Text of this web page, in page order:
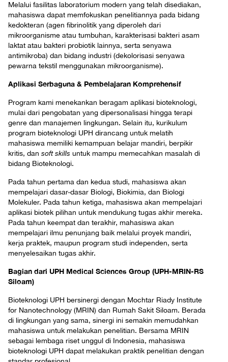
Melalui fasilitas laboratorium modern yang telah disediakan,
mahasiswa dapat memfokuskan penelitiannya pada bidang
kedokteran (agen fibrinolitik yang diperoleh dari
mikroorganisme atau tumbuhan, karakterisasi bakteri asam
laktat atau bakteri probiotik lainnya, serta senyawa
antimikroba) dan bidang industri (dekolorisasi senyawa
pewarna tekstil menggunakan mikroorganisme).
Aplikasi Serbaguna & Pembelajaran Komprehensif
Program kami menekankan beragam aplikasi bioteknologi,
mulai dari pengobatan yang dipersonalisasi hingga terapi
genre dan manajemen lingkungan. Selain itu, kurikulum
program bioteknologi UPH dirancang untuk melatih
mahasiswa memiliki kemampuan belajar mandiri, berpikir
kritis, dan soft skills untuk mampu memecahkan masalah di
bidang Bioteknologi.
Pada tahun pertama dan kedua studi, mahasiswa akan
mempelajari dasar-dasar Biologi, Biokimia, dan Biologi
Molekuler. Pada tahun ketiga, mahasiswa akan mempelajari
aplikasi biotek pilihan untuk mendukung tugas akhir mereka.
Pada tahun keempat dan terakhir, mahasiswa akan
mempelajari ilmu penunjang baik melalui proyek mandiri,
kerja praktek, maupun program studi independen, serta
menyelesaikan tugas akhir.
Bagian dari UPH Medical Sciences Group (UPH-MRIN-RS
Siloam)
Bioteknologi UPH bersinergi dengan Mochtar Riady Institute
for Nanotechnology (MRIN) dan Rumah Sakit Siloam. Berada
di lingkungan yang sama, sinergi ini semakin memudahkan
mahasiswa untuk melakukan penelitian. Bersama MRIN
sebagai lembaga riset unggul di Indonesia, mahasiswa
bioteknologi UPH dapat melakukan praktik penelitian dengan